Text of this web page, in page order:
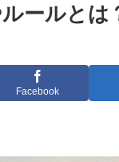
ールと
Facebook